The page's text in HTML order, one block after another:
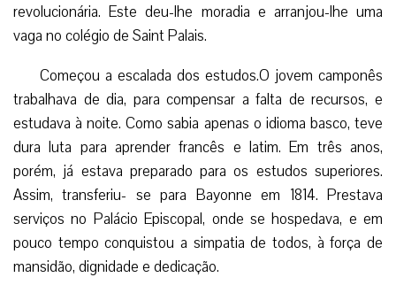
revolucionária. Este deu-lhe moradia e arranjou-lhe uma
vaga no colégio de Saint Palais.
Começou a escalada dos estudos.O jovem camponês
trabalhava de dia, para compensar a falta de recursos, e
estudava à noite. Como sabia apenas o idioma basco, teve
dura luta para aprender francês e latim. Em três anos,
porém, já estava preparado para os estudos superiores.
Assim, transferiu- se para Bayonne em 1814. Prestava
serviços no Palácio Episcopal, onde se hospedava, e em
pouco tempo conquistou a simpatia de todos, à força de
mansidão, dignidade e dedicação.